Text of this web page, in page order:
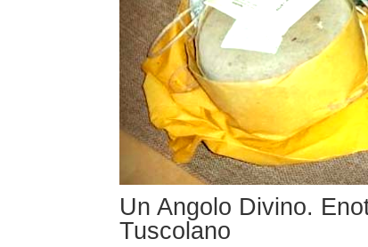
Un Angolo Divino.
Tuscolano